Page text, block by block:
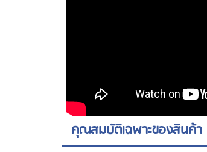
คุณสมบัติเฉพาะของสินค้า